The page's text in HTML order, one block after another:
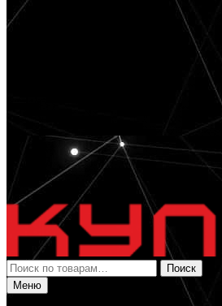
Искать:
Поиск
Меню